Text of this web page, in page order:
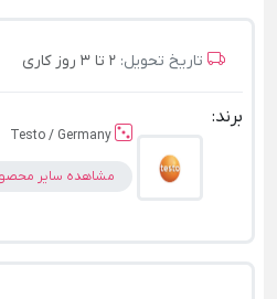
تاریخ تحویل: 2 تا 3 روز کاری
برند:
Testo / Germany
مشاهده سایر